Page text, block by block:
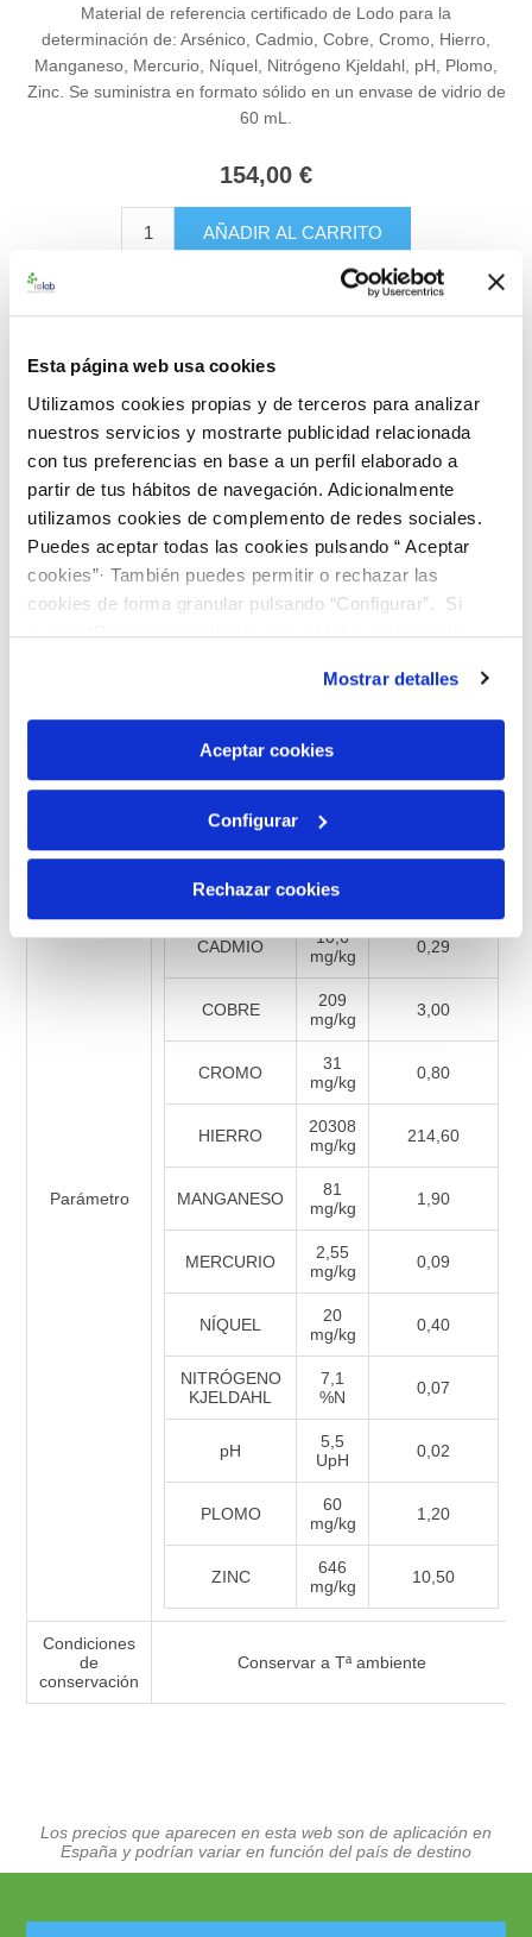
Esta página web usa cookies
Utilizamos cookies propias y de terceros para analizar
nuestros servicios y mostrarte publicidad relacionada
con tus preferencias en base a un perfil elaborado a
partir de tus hábitos de navegación. Adicionalmente
utilizamos cookies de complemento de redes sociales.
Puedes aceptar todas las cookies pulsando “ Aceptar
cookies”· También puedes permitir o rechazar las
cookies de forma granular pulsando “Configurar”. Si
pulsas “Rechazar cookies”, equivaldrá a rechazar la
son indispensables para que el sitio web funcione y que
por tanto no se pueden desactivar. Puedes consultar
más información en nuestraPolítica de Cookies
Mostrar detalles
Aceptar cookies
Configurar
Rechazar cookies
Material de referencia certificado de Lodo para la
determinación de: Arsénico, Cadmio, Cobre, Cromo, Hierro,
Manganeso, Mercurio, Níquel, Nitrógeno Kjeldahl, pH, Plomo,
Zinc. Se suministra en formato sólido en un envase de vidrio de
60 mL.
154,00 €
AÑADIR AL CARRITO
Especificaciones de productos
Referencia 990596
Matriz Lodo
EDAR
Parámetro
Parámetro Valor
ARSÉNICO
mg/kg
CADMIO
10,6
mg/kg
0,29
COBRE
209
mg/kg
3,00
CROMO
31
mg/kg
0,80
HIERRO
20308
mg/kg
214,60
MANGANESO
81
mg/kg
1,90
MERCURIO
2,55
mg/kg
0,09
NÍQUEL
20
mg/kg
0,40
NITRÓGENO
KJELDAHL
7,1
%N
0,07
pH
5,5
UpH
0,02
PLOMO
60
mg/kg
1,20
ZINC
646
mg/kg
10,50
Condiciones
de
conservación
Conservar a Tª ambiente
Los precios que aparecen en esta web son de aplicación en
España y podrían variar en función del país de destino